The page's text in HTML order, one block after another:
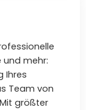
und mehr:
Ihres
Team von
größter